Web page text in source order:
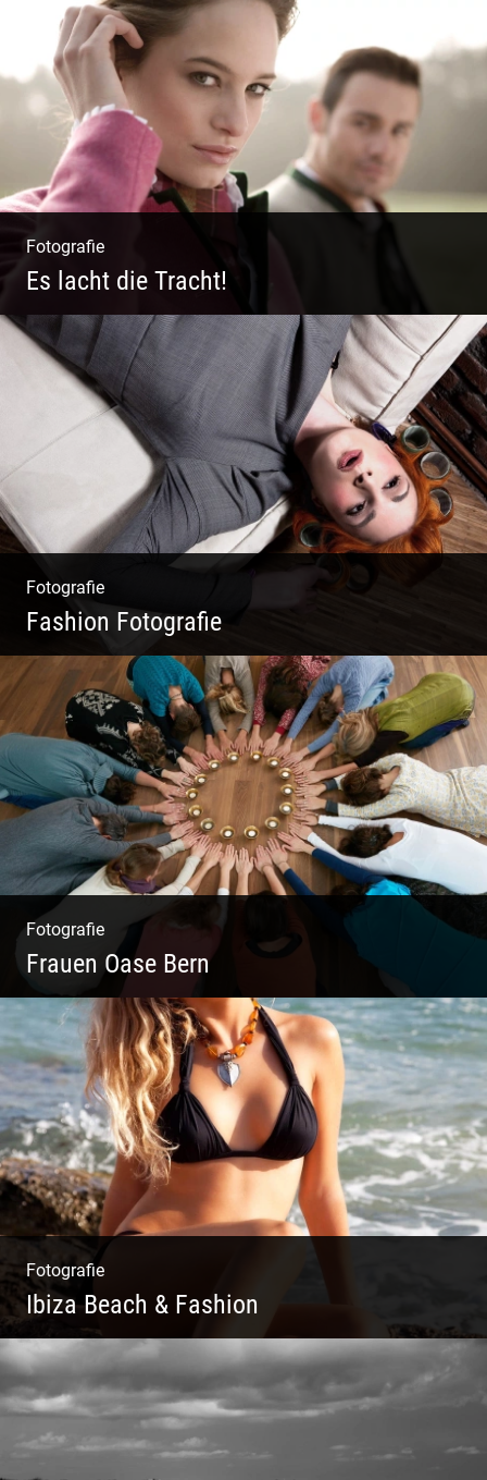
Fotografie
Es lacht die Tracht!
Wunderschöne Dirndl | Harmonische
Farben | Originelle Details | Edle Stoffe
Fotografie
Fashion Fotografie
Mode|Menschen|Magazin
Fotografie
Frauen Oase Bern
Yoga Fotografie | Magische Momente | Bunte
Farben | Wilde Formen
Fotografie
Ibiza Beach & Fashion
Ibiza Beach & Fashion